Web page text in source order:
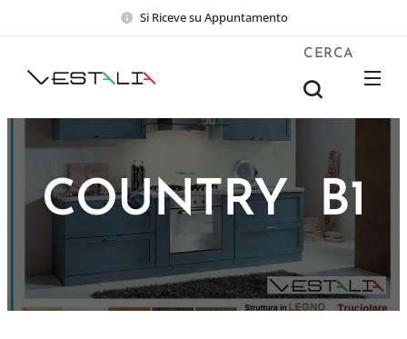
Si Riceve su Appuntamento
CERCA
COUNTRY B1